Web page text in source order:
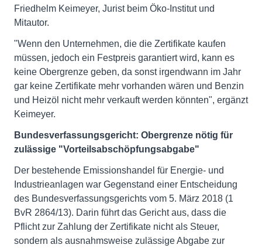
Friedhelm Keimeyer, Jurist beim Öko-Institut und
Mitautor.
"Wenn den Unternehmen, die die Zertifikate kaufen
müssen, jedoch ein Festpreis garantiert wird, kann es
keine Obergrenze geben, da sonst irgendwann im Jahr
gar keine Zertifikate mehr vorhanden wären und Benzin
und Heizöl nicht mehr verkauft werden könnten", ergänzt
Keimeyer.
Bundesverfassungsgericht: Obergrenze nötig für
zulässige "Vorteilsabschöpfungsabgabe"
Der bestehende Emissionshandel für Energie- und
Industrieanlagen war Gegenstand einer Entscheidung
des Bundesverfassungsgerichts vom 5. März 2018 (1
BvR 2864/13). Darin führt das Gericht aus, dass die
Pflicht zur Zahlung der Zertifikate nicht als Steuer,
sondern als ausnahmsweise zulässige Abgabe zur